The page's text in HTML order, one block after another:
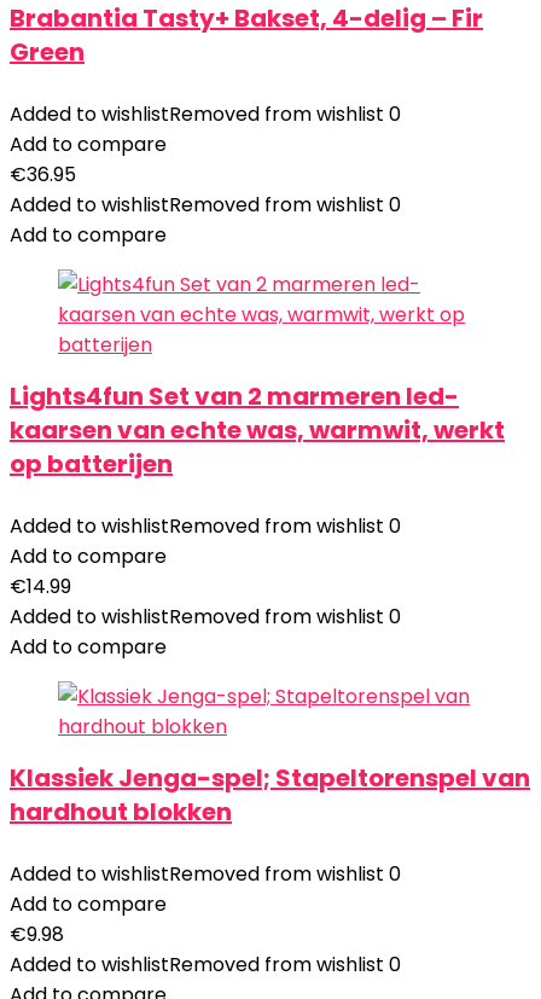
Brabantia Tasty+ Bakset, 4-delig – Fir
Green
Added to wishlistRemoved from wishlist 0
Add to compare
€36.95
Added to wishlistRemoved from wishlist 0
Add to compare
Lights4fun Set van 2 marmeren led-
kaarsen van echte was, warmwit, werkt
op batterijen
Added to wishlistRemoved from wishlist 0
Add to compare
€14.99
Added to wishlistRemoved from wishlist 0
Add to compare
Klassiek Jenga-spel; Stapeltorenspel van
hardhout blokken
Added to wishlistRemoved from wishlist 0
Add to compare
€9.98
Added to wishlistRemoved from wishlist 0